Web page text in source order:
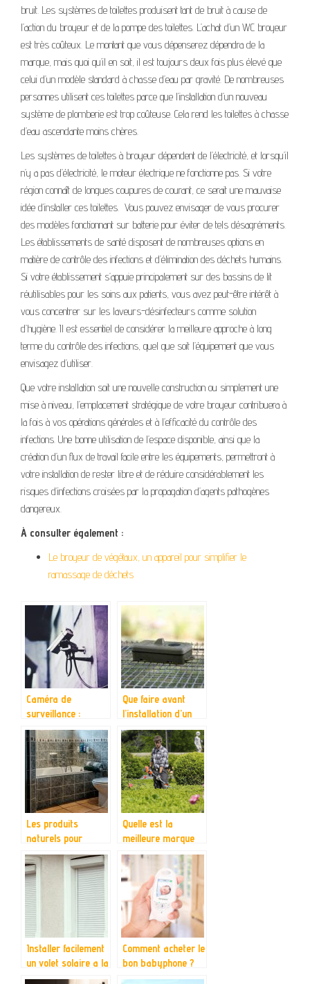
bruit. Les systèmes de toilettes produisent tant de bruit à cause de
l’action du broyeur et de la pompe des toilettes. L’achat d’un WC broyeur
est très coûteux. Le montant que vous dépenserez dépendra de la
marque, mais quoi qu’il en soit, il est toujours deux fois plus élevé que
celui d’un modèle standard à chasse d’eau par gravité. De nombreuses
personnes utilisent ces toilettes parce que l’installation d’un nouveau
système de plomberie est trop coûteuse. Cela rend les toilettes à chasse
d’eau ascendante moins chères.
Les systèmes de toilettes à broyeur dépendent de l’électricité, et lorsqu’il
n’y a pas d’électricité, le moteur électrique ne fonctionne pas. Si votre
région connaît de longues coupures de courant, ce serait une mauvaise
idée d’installer ces toilettes. Vous pouvez envisager de vous procurer
des modèles fonctionnant sur batterie pour éviter de tels désagréments.
Les établissements de santé disposent de nombreuses options en
matière de contrôle des infections et d’élimination des déchets humains.
Si votre établissement s’appuie principalement sur des bassins de lit
réutilisables pour les soins aux patients, vous avez peut-être intérêt à
vous concentrer sur les laveurs-désinfecteurs comme solution
d’hygiène. Il est essentiel de considérer la meilleure approche à long
terme du contrôle des infections, quel que soit l’équipement que vous
envisagez d’utiliser.
Que votre installation soit une nouvelle construction ou simplement une
mise à niveau, l’emplacement stratégique de votre broyeur contribuera à
la fois à vos opérations générales et à l’efficacité du contrôle des
infections. Une bonne utilisation de l’espace disponible, ainsi que la
création d’un flux de travail facile entre les équipements, permettront à
votre installation de rester libre et de réduire considérablement les
risques d’infections croisées par la propagation d’agents pathogènes
dangereux.
À consulter également :
Le broyeur de végétaux, un appareil pour simplifier le
ramassage de déchets
Caméra de
surveillance :
comment ça
fonctionne ?
Que faire avant
l’installation d’un
piege connecte ?
Les produits
naturels pour
nettoyer votre
toilette
Quelle est la
meilleure marque
de
debroussailleuse :
Guide d’achat et
conseils
Installer facilement
un volet solaire a la
maison avec Brico-
Comment acheter le
bon babyphone ?